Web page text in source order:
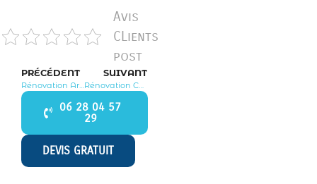
Avis
CLients
post
PRÉCÉDENT
Rénovation Argentières 77390
SUIVANT
Rénovation Chaumes en Brie 77390
06 28 04 57
29
DEVIS GRATUIT